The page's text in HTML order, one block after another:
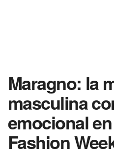
Maragno: la
masculina
emocional
Fashion